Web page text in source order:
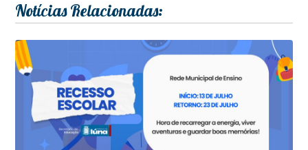
Notícias Relacionadas: